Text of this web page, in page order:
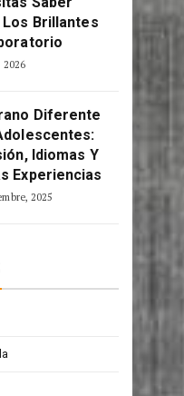
música
Brillantes
2026
Diferente
Idiomas Y
Experiencias
2025